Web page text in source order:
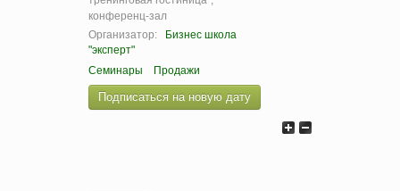
конференц-зал
Организатор:
Бизнес школа
"эксперт"
Семинары
Продажи
Подписаться на новую дату